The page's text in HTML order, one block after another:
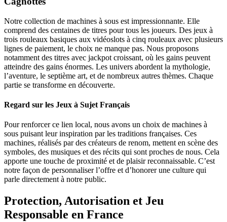
Notre collection de machines à sous est impressionnante. Elle
comprend des centaines de titres pour tous les joueurs. Des jeux à
trois rouleaux basiques aux vidéoslots à cinq rouleaux avec plusieurs
lignes de paiement, le choix ne manque pas. Nous proposons
notamment des titres avec jackpot croissant, où les gains peuvent
atteindre des gains énormes. Les univers abordent la mythologie,
l’aventure, le septième art, et de nombreux autres thèmes. Chaque
partie se transforme en découverte.
Regard sur les Jeux à Sujet Français
Pour renforcer ce lien local, nous avons un choix de machines à
sous puisant leur inspiration par les traditions françaises. Ces
machines, réalisés par des créateurs de renom, mettent en scène des
symboles, des musiques et des récits qui sont proches de nous. Cela
apporte une touche de proximité et de plaisir reconnaissable. C’est
notre façon de personnaliser l’offre et d’honorer une culture qui
parle directement à notre public.
Protection, Autorisation et Jeu
Responsable en France